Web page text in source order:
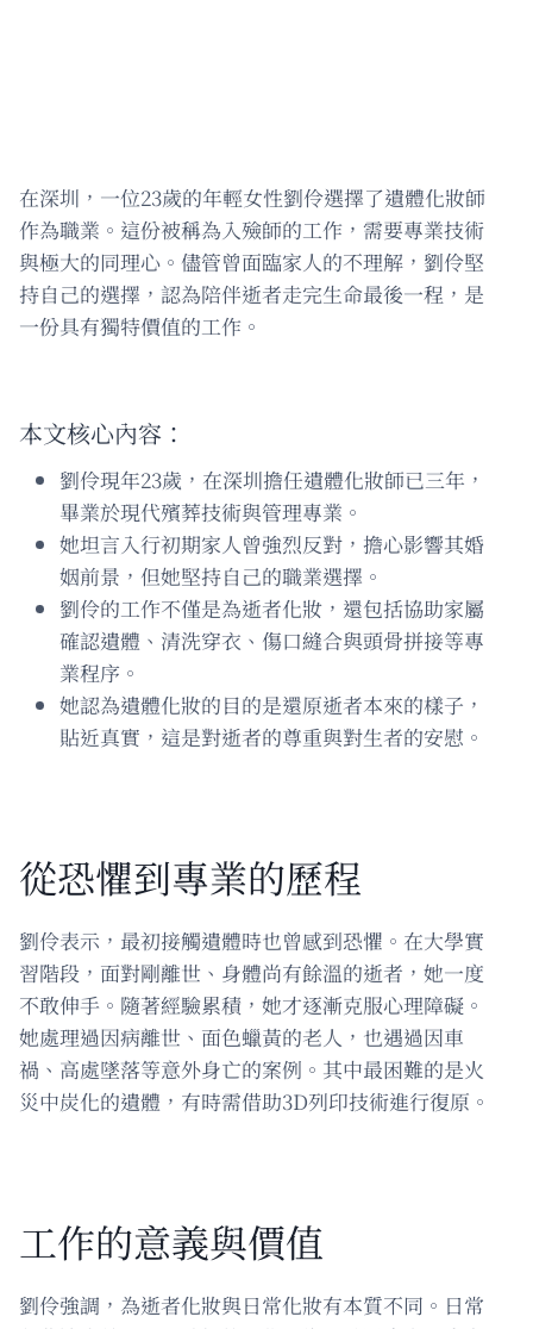
在深圳，一位23歲的年輕女性劉伶選擇了遺體化妝師
作為職業。這份被稱為入殮師的工作，需要專業技術
與極大的同理心。儘管曾面臨家人的不理解，劉伶堅
持自己的選擇，認為陪伴逝者走完生命最後一程，是
一份具有獨特價值的工作。
本文核心內容：
劉伶現年23歲，在深圳擔任遺體化妝師已三年，
畢業於現代殯葬技術與管理專業。
她坦言入行初期家人曾強烈反對，擔心影響其婚
姻前景，但她堅持自己的職業選擇。
劉伶的工作不僅是為逝者化妝，還包括協助家屬
確認遺體、清洗穿衣、傷口縫合與頭骨拼接等專
業程序。
她認為遺體化妝的目的是還原逝者本來的樣子，
貼近真實，這是對逝者的尊重與對生者的安慰。
從恐懼到專業的歷程
劉伶表示，最初接觸遺體時也曾感到恐懼。在大學實
習階段，面對剛離世、身體尚有餘溫的逝者，她一度
不敢伸手。隨著經驗累積，她才逐漸克服心理障礙。
她處理過因病離世、面色蠟黃的老人，也遇過因車
禍、高處墜落等意外身亡的案例。其中最困難的是火
災中炭化的遺體，有時需借助3D列印技術進行復原。
工作的意義與價值
劉伶強調，為逝者化妝與日常化妝有本質不同。日常